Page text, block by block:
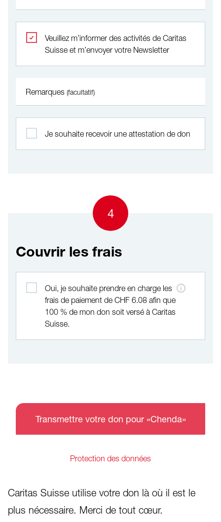
Veuillez m’informer des activités de Caritas
Suisse et m’envoyer votre Newsletter
Remarques (facultatif)
Je souhaite recevoir une attestation de don
4
Couvrir les frais
Oui, je souhaite prendre en charge les
frais de paiement de CHF 6.08 afin que
100 % de mon don soit versé à Caritas
Suisse.
Transmettre votre don pour «Chenda»
Protection des données
Caritas Suisse utilise votre don là où il est le
plus nécessaire. Merci de tout cœur.